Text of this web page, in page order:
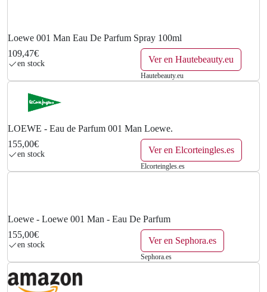
Loewe 001 Man Eau De Parfum Spray 100ml
109,47€
en stock Ver en Hautebeauty.eu
Hautebeauty.eu
LOEWE - Eau de Parfum 001 Man Loewe.
155,00€
en stock Ver en Elcorteingles.es
Elcorteingles.es
Loewe - Loewe 001 Man - Eau De Parfum
155,00€
en stock Ver en Sephora.es
Sephora.es